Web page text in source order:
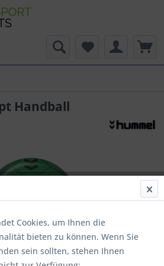
Handball
Cookies, um Ihnen die
bieten zu können. Wenn Sie
sein sollten, stehen Ihnen